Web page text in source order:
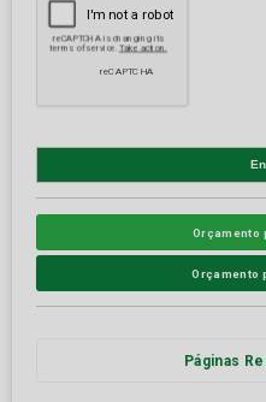
Orçamento
Orçamento
Páginas